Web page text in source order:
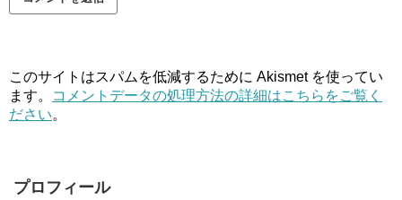
このサイトはスパムを低減するために Akismet を使ってい
ます。
コメントデータの処理方法の詳細はこちらをご覧く
ださい。
プロフィール